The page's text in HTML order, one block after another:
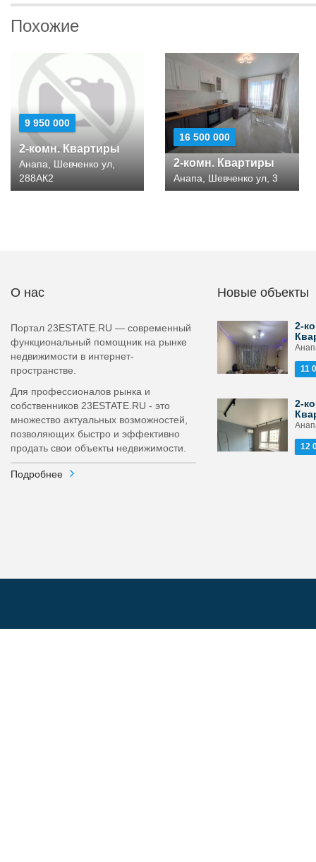
Похожие
9 950 000
2-комн. Квартиры
Анапа, Шевченко ул,
288АК2
16 500 000
2-комн. Квартиры
Анапа, Шевченко ул, 3
О нас
Портал 23ESTATE.RU — современный
функциональный помощник на рынке
недвижимости в интернет-
пространстве.
Для профессионалов рынка и
собственников 23ESTATE.RU - это
множество актуальных возможностей,
позволяющих быстро и эффективно
продать свои объекты недвижимости.
Подробнее
Новые объекты
2-
11
2-
12